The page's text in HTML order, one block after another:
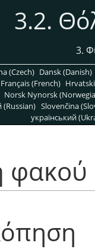
3.2.
3.
(Czech) Dansk (Danish)
Français (French)
Norsk Nynorsk
(Russian) Slovenčina
український
φακού